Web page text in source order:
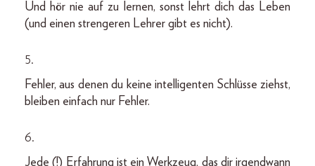
Und hör nie auf zu lernen, sonst lehrt dich das Leben
(und einen strengeren Lehrer gibt es nicht).
5.
Fehler, aus denen du keine intelligenten Schlüsse ziehst,
bleiben einfach nur Fehler.
6.
Jede (!) Erfahrung ist ein Werkzeug, das dir irgendwann